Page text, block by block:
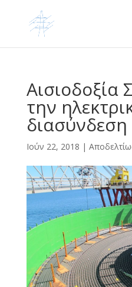
Αισιοδοξία
την
Ιούν 22, 2018 |